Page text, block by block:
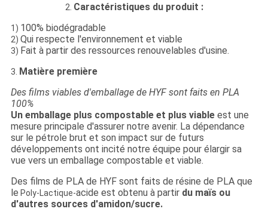
2. Caractéristiques du produit :
1) 100% biodégradable
2) Qui respecte l'environnement et viable
3) Fait à partir des ressources renouvelables d'usine.
3. Matière première
Des films viables d'emballage de HYF sont faits en PLA
100%
Un emballage plus compostable et plus viableest une
mesure principale d'assurer notre avenir. La dépendance
sur le pétrole brut et son impact sur de futurs
développements ont incité notre équipe pour élargir sa
vue vers un emballage compostable et viable.
Des films de PLA de HYF sont faits de résine de PLA que
le Poly-Lactique-acide est obtenu à partir du maïs ou
d'autres sources d'amidon/sucre.